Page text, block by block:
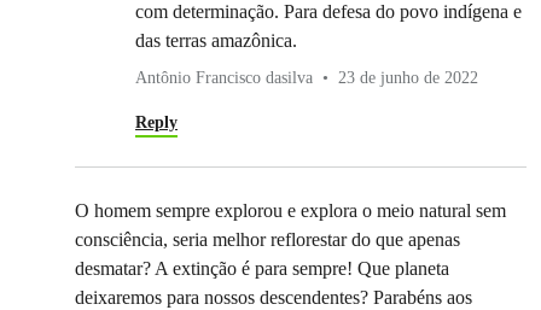
com determinação. Para defesa do povo indígena e
das terras amazônica.
Antônio Francisco dasilva 23 de junho de 2022
Reply
O homem sempre explorou e explora o meio natural sem
consciência, seria melhor reflorestar do que apenas
desmatar? A extinção é para sempre! Que planeta
deixaremos para nossos descendentes? Parabéns aos